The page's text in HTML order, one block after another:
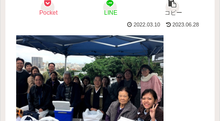
Pocket LINE コピー
2022.03.10 2023.06.28